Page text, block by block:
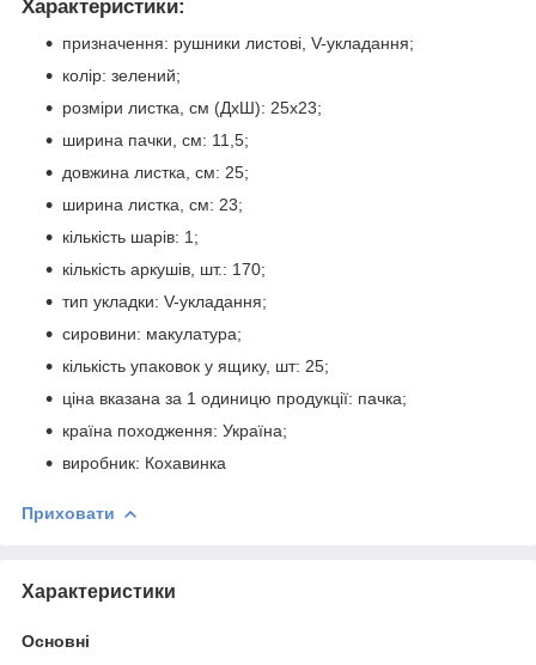
Характеристики:
призначення: рушники листові, V-укладання;
колір: зелений;
розміри листка, см (ДхШ): 25х23;
ширина пачки, см: 11,5;
довжина листка, см: 25;
ширина листка, см: 23;
кількість шарів: 1;
кількість аркушів, шт.: 170;
тип укладки: V-укладання;
сировини: макулатура;
кількість упаковок у ящику, шт: 25;
ціна вказана за 1 одиницю продукції: пачка;
країна походження: Україна;
виробник: Кохавинка
Приховати
Характеристики
Основні